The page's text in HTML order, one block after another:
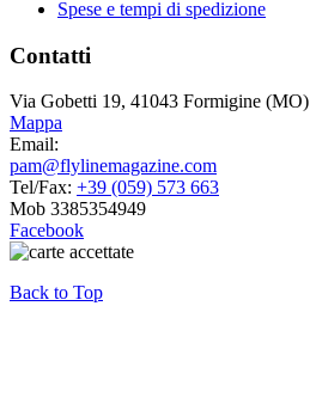
Spese e tempi di spedizione
Contatti
Via Gobetti 19, 41043 Formigine (MO)
Mappa
Email:
pam@flylinemagazine.com
Tel/Fax: +39 (059) 573 663
Mob 3385354949
Facebook
Back to Top